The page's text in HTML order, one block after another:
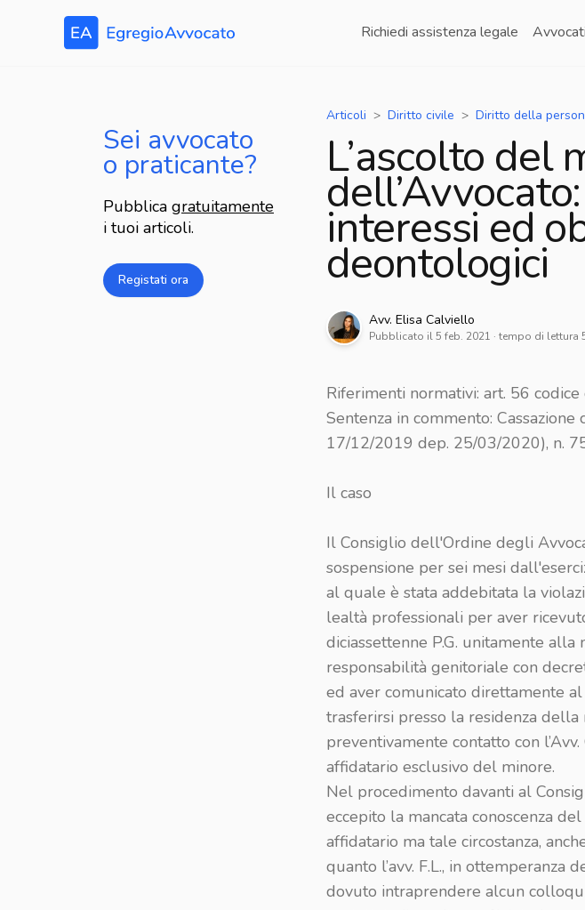
Richiedi assistenza legale
Sei avvocato
o praticante?
Pubblica gratuitamente
i tuoi articoli.
Registati ora
Articoli Diritto civile Diritto della persona, della famiglia e
L’ascolto del
interessi ed
deontologici
Avv. Elisa Calviello
Pubblicato il5 feb. 2021 · tempo di lettura
Riferimenti normativi: art. 56
Sentenza in commento:
17/12/2019 dep. 25/03/2020), n.
Il caso
Il Consiglio dell'Ordine degli
sospensione per sei mesi
al quale è stata addebitata la
lealtà professionali per aver
diciassettenne P.G. unitamente
responsabilità genitoriale con
ed aver comunicato direttamente
trasferirsi presso la residenza della
preventivamente contatto con
affidatario esclusivo del minore.
Nel procedimento davanti al
eccepito la mancata conoscenza
affidatario ma tale circostanza,
quanto l’avv. F.L., in ottemperanza
dovuto intraprendere alcun